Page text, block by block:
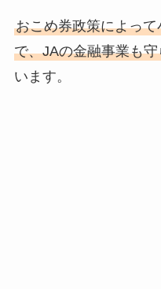
おこめ券政策によっ
で、JAの金融事業も
います。